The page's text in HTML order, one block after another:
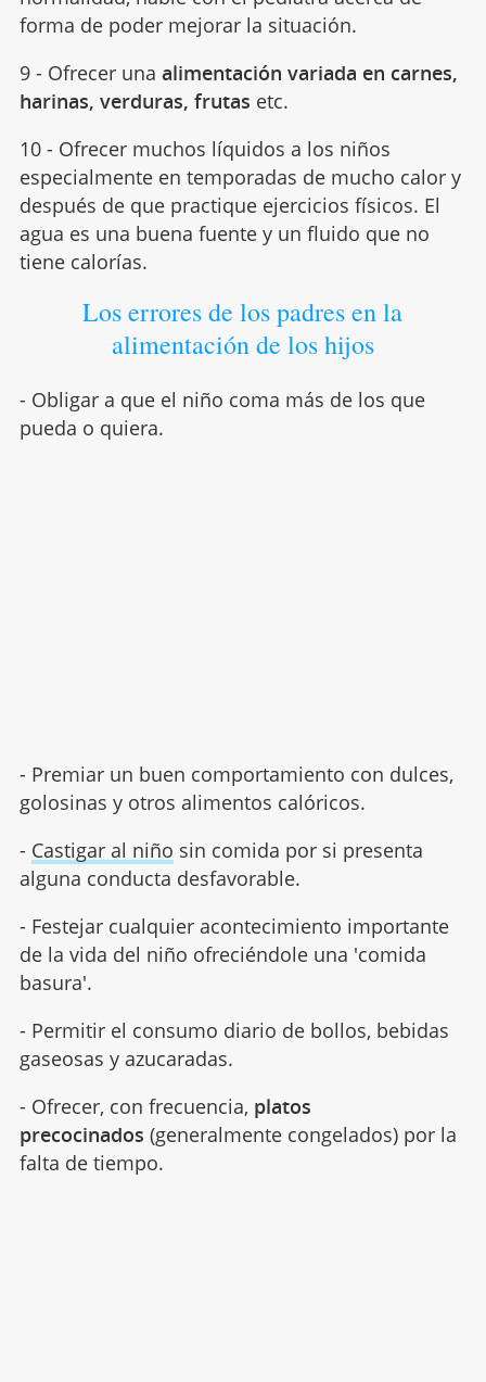
forma de poder mejorar la situación.
9 - Ofrecer una alimentación variada en carnes,
harinas, verduras, frutas etc.
10 - Ofrecer muchos líquidos a los niños
especialmente en temporadas de mucho calor y
después de que practique ejercicios físicos. El
agua es una buena fuente y un fluido que no
tiene calorías.
Los errores de los padres en la
alimentación de los hijos
- Obligar a que el niño coma más de los que
pueda o quiera.
- Premiar un buen comportamiento con dulces,
golosinas y otros alimentos calóricos.
- Castigar al niño sin comida por si presenta
alguna conducta desfavorable.
- Festejar cualquier acontecimiento importante
de la vida del niño ofreciéndole una 'comida
basura'.
- Permitir el consumo diario de bollos, bebidas
gaseosas y azucaradas.
- Ofrecer, con frecuencia, platos
precocinados (generalmente congelados) por la
falta de tiempo.